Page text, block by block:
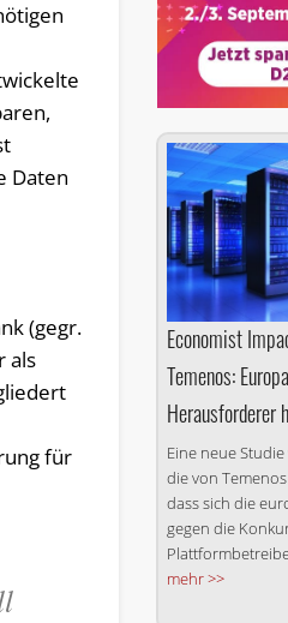
Daten
(gegr.
als
für
Economist
Temenos:
Herausforderer
Eine neue
die von
dass sich die
gegen die
mehr >>